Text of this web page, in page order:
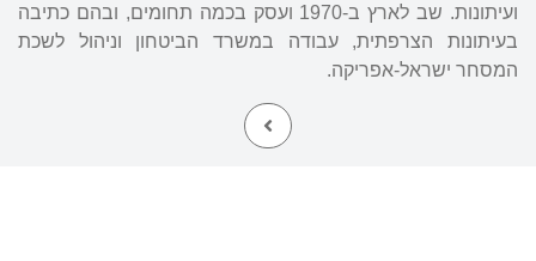
ועיתונות. שב לארץ ב-1970 ועסק בכמה תחומים, ובהם כתיבה
בעיתונות הצרפתית, עבודה במשרד הביטחון וניהול לשכת
המסחר ישראל-אפריקה.